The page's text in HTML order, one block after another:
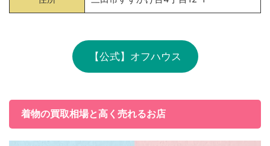
【公式】オフハウス
着物の買取相場と高く売れるお店